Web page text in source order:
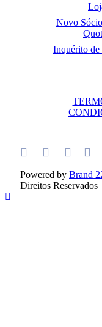
Novo
Inquérito de
Powered by Brand
Direitos Reservados